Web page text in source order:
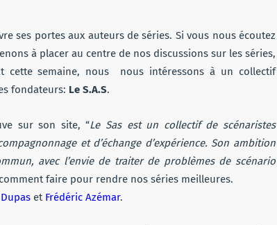
diminuer
le
volume.
ses portes aux auteurs de séries. Si vous nous écoutez
à placer au centre de nos discussions sur les séries,
cette semaine, nous nous intéressons à un collectif
fondateurs: Le S.A.S.
sur son site, “Le Sas est un collectif de scénaristes
et d’échange d’expérience. Son ambition
avec l’envie de traiter de problèmes de scénario
faire pour rendre nos séries meilleures.
et Frédéric Azémar.